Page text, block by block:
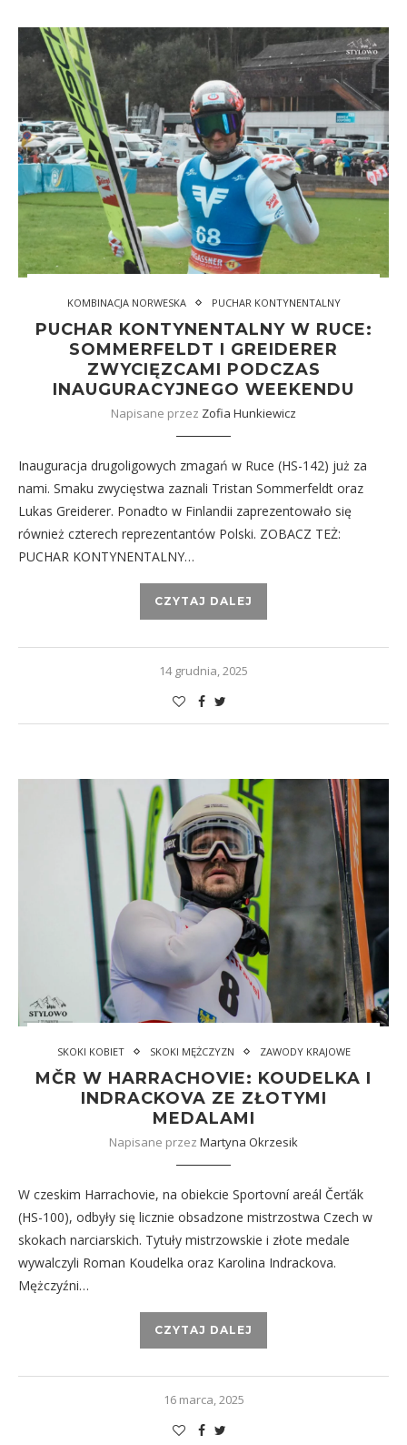
KOMBINACJA NORWESKA PUCHAR KONTYNENTALNY
PUCHAR KONTYNENTALNY W RUCE:
SOMMERFELDT I GREIDERER
ZWYCIĘZCAMI PODCZAS
INAUGURACYJNEGO WEEKENDU
Napisane przez Zofia Hunkiewicz
Inauguracja drugoligowych zmagań w Ruce (HS-142) już za
nami. Smaku zwycięstwa zaznali Tristan Sommerfeldt oraz
Lukas Greiderer. Ponadto w Finlandii zaprezentowało się
również czterech reprezentantów Polski. ZOBACZ TEŻ:
PUCHAR KONTYNENTALNY…
CZYTAJ DALEJ
14 grudnia, 2025
SKOKI KOBIET SKOKI MĘŻCZYZN ZAWODY KRAJOWE
MČR W HARRACHOVIE: KOUDELKA I
INDRACKOVA ZE ZŁOTYMI
MEDALAMI
Napisane przez Martyna Okrzesik
W czeskim Harrachovie, na obiekcie Sportovní areál Čerťák
(HS-100), odbyły się licznie obsadzone mistrzostwa Czech w
skokach narciarskich. Tytuły mistrzowskie i złote medale
wywalczyli Roman Koudelka oraz Karolina Indrackova.
Mężczyźni…
CZYTAJ DALEJ
16 marca, 2025